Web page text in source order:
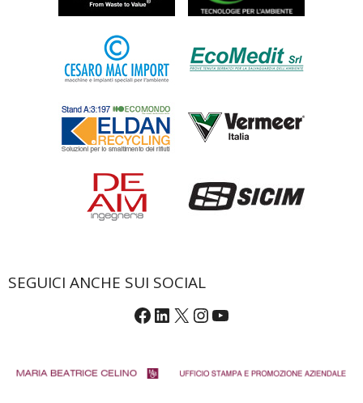
SEGUICI ANCHE SUI SOCIAL
Facebook LinkedIn X Instagram YouTube